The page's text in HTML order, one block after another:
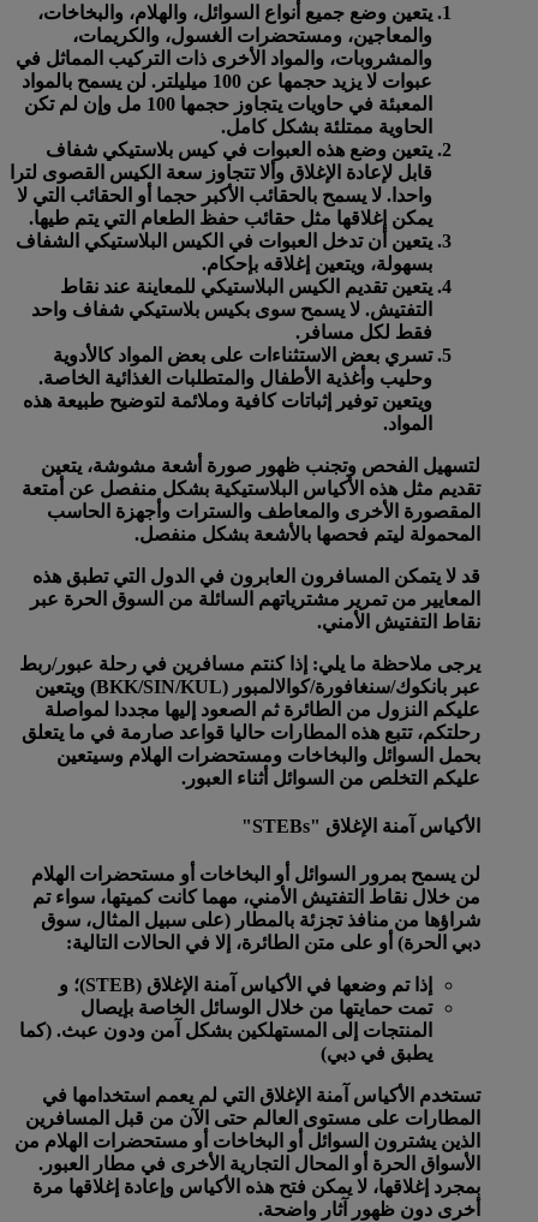
يتعين وضع جميع أنواع السوائل، والهلام، والبخاخات،
والمعاجين، ومستحضرات الغسول، والكريمات،
والمشروبات، والمواد الأخرى ذات التركيب المماثل في
عبوات لا يزيد حجمها عن 100 ميليلتر
. لن يسمح بالمواد
المعبئة في حاويات يتجاوز حجمها 100 مل وإن لم تكن
الحاوية ممتلئة بشكل كامل.
يتعين وضع هذه العبوات في كيس بلاستيكي شفاف
قابل لإعادة الإغلاق وألا تتجاوز سعة الكيس القصوى لترا
واحدا . لا يسمح بالحقائب الأكبر حجما أو الحقائب التي لا
يمكن إغلاقها مثل حقائب حفظ الطعام التي يتم طيها.
يتعين أن تدخل العبوات في الكيس البلاستيكي الشفاف
بسهولة، ويتعين إغلاقه بإحكام.
يتعين تقديم الكيس البلاستيكي للمعاينة عند نقاط
التفتيش. لا يسمح سوى بكيس بلاستيكي شفاف واحد
فقط لكل مسافر.
تسري بعض الاستثناءات على بعض المواد كالأدوية
وحليب وأغذية الأطفال والمتطلبات الغذائية الخاصة.
ويتعين توفير إثباتات كافية وملائمة لتوضيح طبيعة هذه
المواد.
لتسهيل الفحص وتجنب ظهور صورة أشعة مشوشة، يتعين
تقديم مثل هذه الأكياس البلاستيكية بشكل منفصل عن أمتعة
المقصورة الأخرى والمعاطف والسترات وأجهزة الحاسب
المحمولة ليتم فحصها بالأشعة بشكل منفصل.
قد لا يتمكن المسافرون العابرون في الدول التي تطبق هذه
المعايير من تمرير مشترياتهم السائلة من السوق الحرة عبر
نقاط التفتيش الأمني.
يرجى ملاحظة ما يلي: إذا كنتم مسافرين في رحلة عبور/ربط
عبر بانكوك/سنغافورة/كوالالمبور (BKK/SIN/KUL) ويتعين
عليكم النزول من الطائرة ثم الصعود إليها مجددا لمواصلة
رحلتكم، تتبع هذه المطارات حاليا قواعد صارمة في ما يتعلق
بحمل السوائل والبخاخات ومستحضرات الهلام وسيتعين
عليكم التخلص من السوائل أثناء العبور.
الأكياس آمنة الإغلاق "STEBs"
لن يسمح بمرور السوائل أو البخاخات أو مستحضرات الهلام
من خلال نقاط التفتيش الأمني، مهما كانت كميتها، سواء تم
شراؤها من منافذ تجزئة بالمطار (على سبيل المثال، سوق
دبي الحرة) أو على متن الطائرة، إلا في الحالات التالية:
إذا تم وضعها في الأكياس آمنة الإغلاق (STEB)؛ و
تمت حمايتها من خلال الوسائل الخاصة بإيصال
المنتجات إلى المستهلكين بشكل آمن ودون عبث. (كما
يطبق في دبي)
تستخدم الأكياس آمنة الإغلاق التي لم يعمم استخدامها في
المطارات على مستوى العالم حتى الآن من قبل المسافرين
الذين يشترون السوائل أو البخاخات أو مستحضرات الهلام من
الأسواق الحرة أو المحال التجارية الأخرى في مطار العبور.
بمجرد إغلاقها، لا يمكن فتح هذه الأكياس وإعادة إغلاقها مرة
أخرى دون ظهور آثار واضحة.